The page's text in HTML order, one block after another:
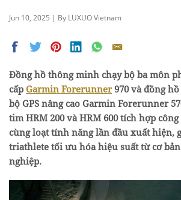
Jun 10, 2025 | By LUXUO Vietnam
Đồng hồ thông minh chạy bộ ba môn
cấp Garmin Forerunner970 và đồng
bộ GPS nâng cao Garmin Forerunner
tim HRM 200 và HRM 600 tích hợp
cùng loạt tính năng lần đầu xuất hiện,
triathlete tối ưu hóa hiệu suất từ cơ
nghiệp.